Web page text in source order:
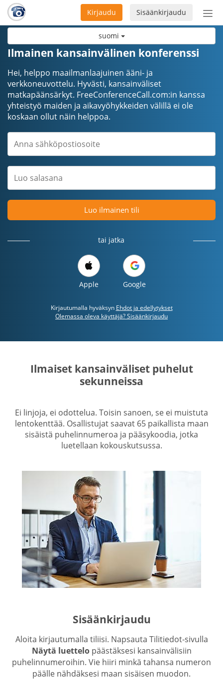
suomi
Sisäänkirjaudu
Kirjaudu
Ilmainen kansainvälinen konferenssi
Hei, helppo maailmanlaajuinen ääni- ja
verkkoneuvottelu. Hyvästi, kansainväliset
matkapäänsärkyt. FreeConferenceCall.com:in kanssa
yhteistyö maiden ja aikavyöhykkeiden välillä ei ole
koskaan ollut näin helppoa.
Luo ilmainen tili
tai jatka
Apple Google
Kirjautumalla hyväksyn Ehdot ja edellytykset
Olemassa oleva käyttäjä? Sisäänkirjaudu
Ilmaiset kansainväliset puhelut
sekunneissa
Ei linjoja, ei odottelua. Toisin sanoen, se ei muistuta
lentokenttää. Osallistujat saavat 65 paikallista maan
sisäistä puhelinnumeroa ja pääsykoodia, jotka
luetellaan kokouskutsussa.
Sisäänkirjaudu
Aloita kirjautumalla tiliisi. Napsauta Tilitiedot-sivulla
Näytä luettelopäästäksesi kansainvälisiin
puhelinnumeroihin. Vie hiiri minkä tahansa numeron
päälle nähdäksesi maan sisäisen muodon.